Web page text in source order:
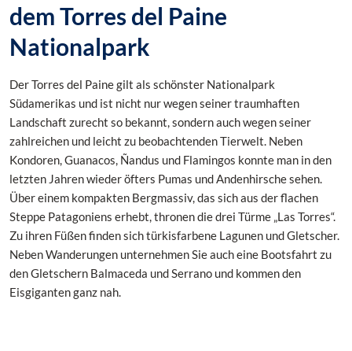
dem Torres del Paine
Nationalpark
Der Torres del Paine gilt als schönster Nationalpark
Südamerikas und ist nicht nur wegen seiner traumhaften
Landschaft zurecht so bekannt, sondern auch wegen seiner
zahlreichen und leicht zu beobachtenden Tierwelt. Neben
Kondoren, Guanacos, Ñandus und Flamingos konnte man in den
letzten Jahren wieder öfters Pumas und Andenhirsche sehen.
Über einem kompakten Bergmassiv, das sich aus der flachen
Steppe Patagoniens erhebt, thronen die drei Türme „Las Torres“.
Zu ihren Füßen finden sich türkisfarbene Lagunen und Gletscher.
Neben Wanderungen unternehmen Sie auch eine Bootsfahrt zu
den Gletschern Balmaceda und Serrano und kommen den
Eisgiganten ganz nah.